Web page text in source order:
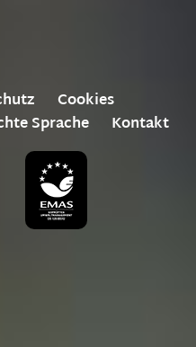
Cookies
Sprache Kontakt